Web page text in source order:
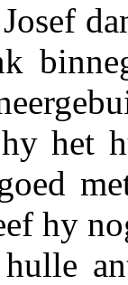
het
hy